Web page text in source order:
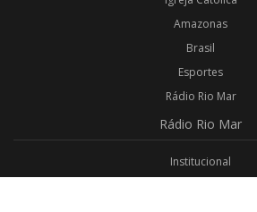
Amazonas
Brasil
Esportes
Rádio Rio Mar
Rádio Rio Mar
Institucional